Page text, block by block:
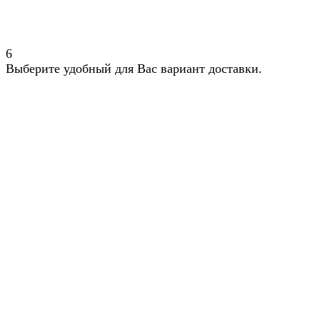
6
Выберите удобный для Вас вариант доставки.